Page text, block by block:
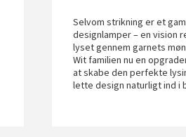
Selvom strikning er et
designlamper – en vision
lyset gennem garnets
Wit familien nu en
at skabe den perfekte
lette design naturligt ind i